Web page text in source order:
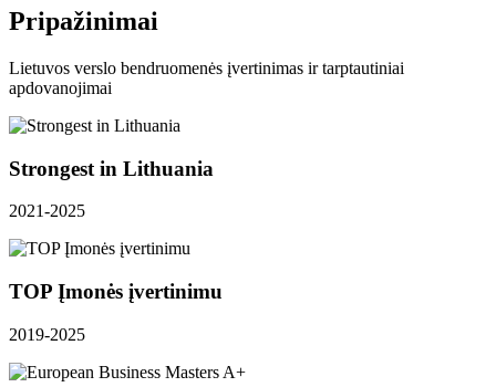
Pripažinimai
Lietuvos verslo bendruomenės įvertinimas ir tarptautiniai
apdovanojimai
Strongest in Lithuania
2021-2025
TOP Įmonės įvertinimu
2019-2025